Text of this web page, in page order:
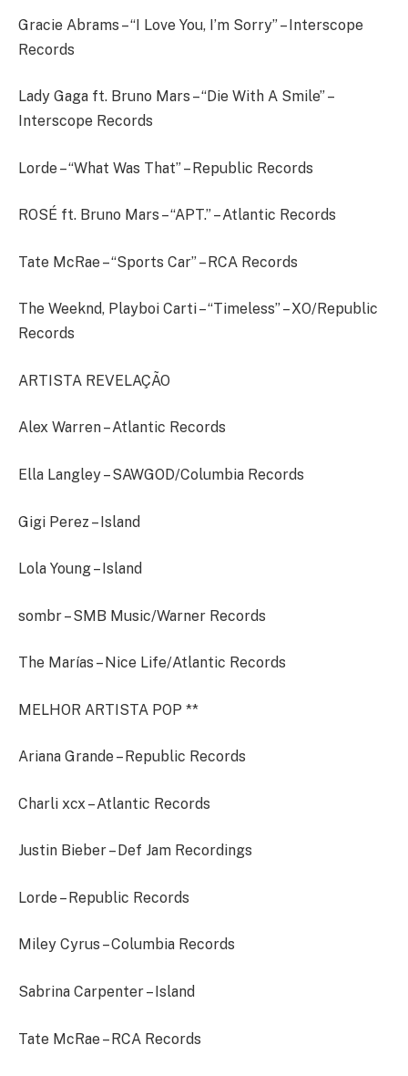
Gracie Abrams – “I Love You, I’m Sorry” – Interscope
Records
Lady Gaga ft. Bruno Mars – “Die With A Smile” –
Interscope Records
Lorde – “What Was That” – Republic Records
ROSÉ ft. Bruno Mars – “APT.” – Atlantic Records
Tate McRae – “Sports Car” – RCA Records
The Weeknd, Playboi Carti – “Timeless” – XO/Republic
Records
ARTISTA REVELAÇÃO
Alex Warren – Atlantic Records
Ella Langley – SAWGOD/Columbia Records
Gigi Perez – Island
Lola Young – Island
sombr – SMB Music/Warner Records
The Marías – Nice Life/Atlantic Records
MELHOR ARTISTA POP **
Ariana Grande – Republic Records
Charli xcx – Atlantic Records
Justin Bieber – Def Jam Recordings
Lorde – Republic Records
Miley Cyrus – Columbia Records
Sabrina Carpenter – Island
Tate McRae – RCA Records